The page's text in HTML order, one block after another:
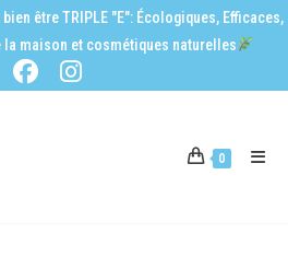
être TRIPLE "E": Écologiques, Efficaces,
la maison et cosmétiques naturelles
0